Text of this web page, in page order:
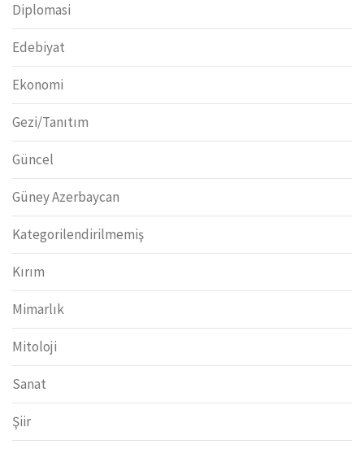
Diplomasi
Edebiyat
Ekonomi
Gezi/Tanıtım
Güncel
Güney Azerbaycan
Kategorilendirilmemiş
Kırım
Mimarlık
Mitoloji
Sanat
Şiir